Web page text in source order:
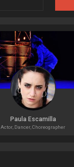
Paula Escamilla
Actor, Dancer, Choreographer